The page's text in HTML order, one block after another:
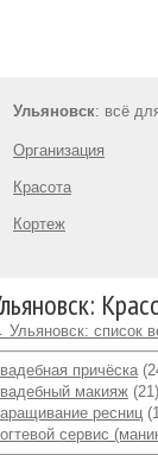
Ульяновск: всё
Организация
Красота
Кортеж
Ульяновск: список
причёска
макияж (21)
ресниц
сервис